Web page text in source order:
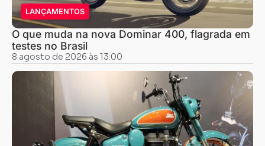
LANÇAMENTOS
O que muda na nova Dominar 400, flagrada em
testes no Brasil
8 agosto de 2026 às 13:00